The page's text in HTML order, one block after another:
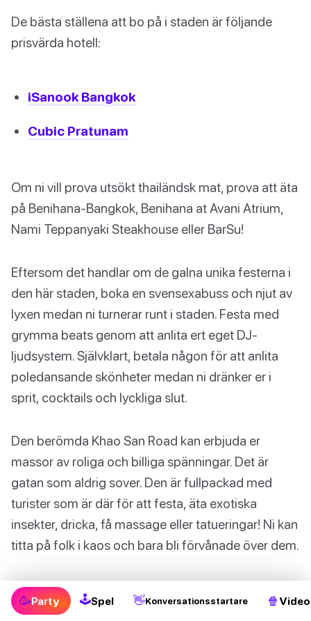
De bästa ställena att bo på i staden är följande
prisvärda hotell:
iSanook Bangkok
Cubic Pratunam
Om ni vill prova utsökt thailändsk mat, prova att äta
på Benihana-Bangkok, Benihana at Avani Atrium,
Nami Teppanyaki Steakhouse eller BarSu!
Eftersom det handlar om de galna unika festerna i
den här staden, boka en svensexabuss och njut av
lyxen medan ni turnerar runt i staden. Festa med
grymma beats genom att anlita ert eget DJ-
ljudsystem. Självklart, betala någon för att anlita
poledansande skönheter medan ni dränker er i
sprit, cocktails och lyckliga slut.
Den berömda Khao San Road kan erbjuda er
massor av roliga och billiga spänningar. Det är
gatan som aldrig sover. Den är fullpackad med
turister som är där för att festa, äta exotiska
insekter, dricka, få massage eller tatueringar! Ni kan
titta på folk i kaos och bara bli förvånade över dem.
Ni kan spendera nästa dag på exakt motsatt sätt
som ni spenderade den förra. Koppla av och chilla
🥳Party 🕹Spel 👋Konversationsstartare 🍿